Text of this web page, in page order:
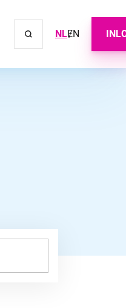
NLEN
Sluit